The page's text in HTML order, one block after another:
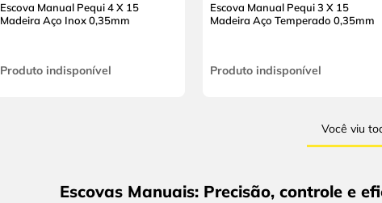
Escova Manual Pequi 4 X 15
Madeira Aço Inox 0,35mm
Produto indisponível
Escova Manual Pequi 3 X 15
Madeira Aço Temperado 0,35mm
Produto indisponível
Você viu
Escovas Manuais: Precisão, controle e